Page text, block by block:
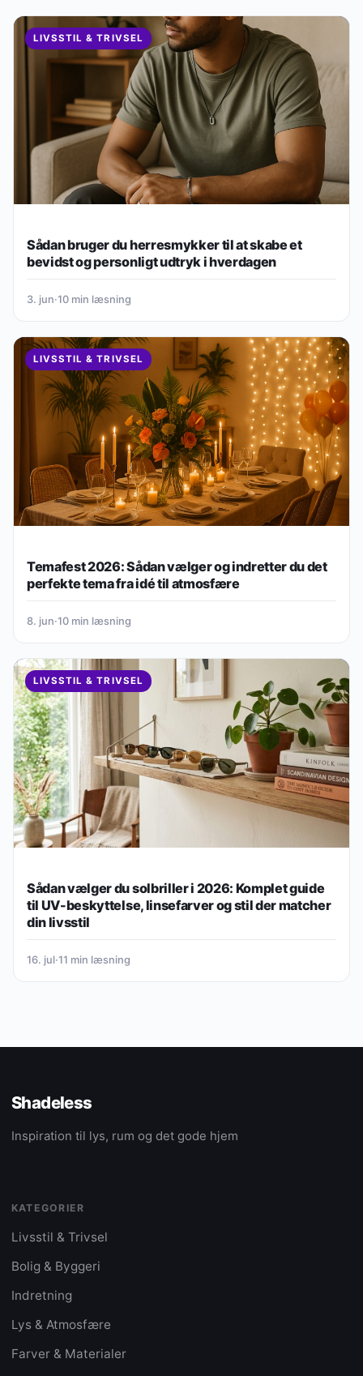
LIVSSTIL & TRIVSEL
Sådan bruger du herresmykker til at skabe et
bevidst og personligt udtryk i hverdagen
3. jun·10 min læsning
LIVSSTIL & TRIVSEL
Temafest 2026: Sådan vælger og indretter du det
perfekte tema fra idé til atmosfære
8. jun·10 min læsning
LIVSSTIL & TRIVSEL
Sådan vælger du solbriller i 2026: Komplet guide
til UV-beskyttelse, linsefarver og stil der matcher
din livsstil
16. jul·11 min læsning
Shadeless
Inspiration til lys, rum og det gode hjem
KATEGORIER
Livsstil & Trivsel
Bolig & Byggeri
Indretning
Lys & Atmosfære
Farver & Materialer